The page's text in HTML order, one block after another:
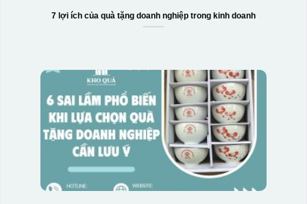
7 lợi ích của quà tặng doanh nghiệp trong kinh doanh